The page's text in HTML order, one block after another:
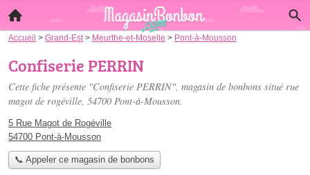
Accueil > Grand-Est > Meurthe-et-Moselle > Pont-à-Mousson
Confiserie PERRIN
Cette fiche présente "Confiserie PERRIN", magasin de bonbons situé rue
magot de rogéville, 54700 Pont-à-Mousson.
5 Rue Magot de Rogéville
54700 Pont-à-Mousson
📞 Appeler ce magasin de bonbons